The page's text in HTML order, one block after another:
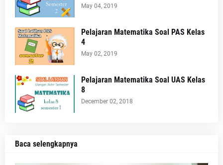
May 04, 2019
Pelajaran Matematika Soal PAS Kelas
4
May 02, 2019
Pelajaran Matematika Soal UAS Kelas
8
December 02, 2018
Baca selengkapnya